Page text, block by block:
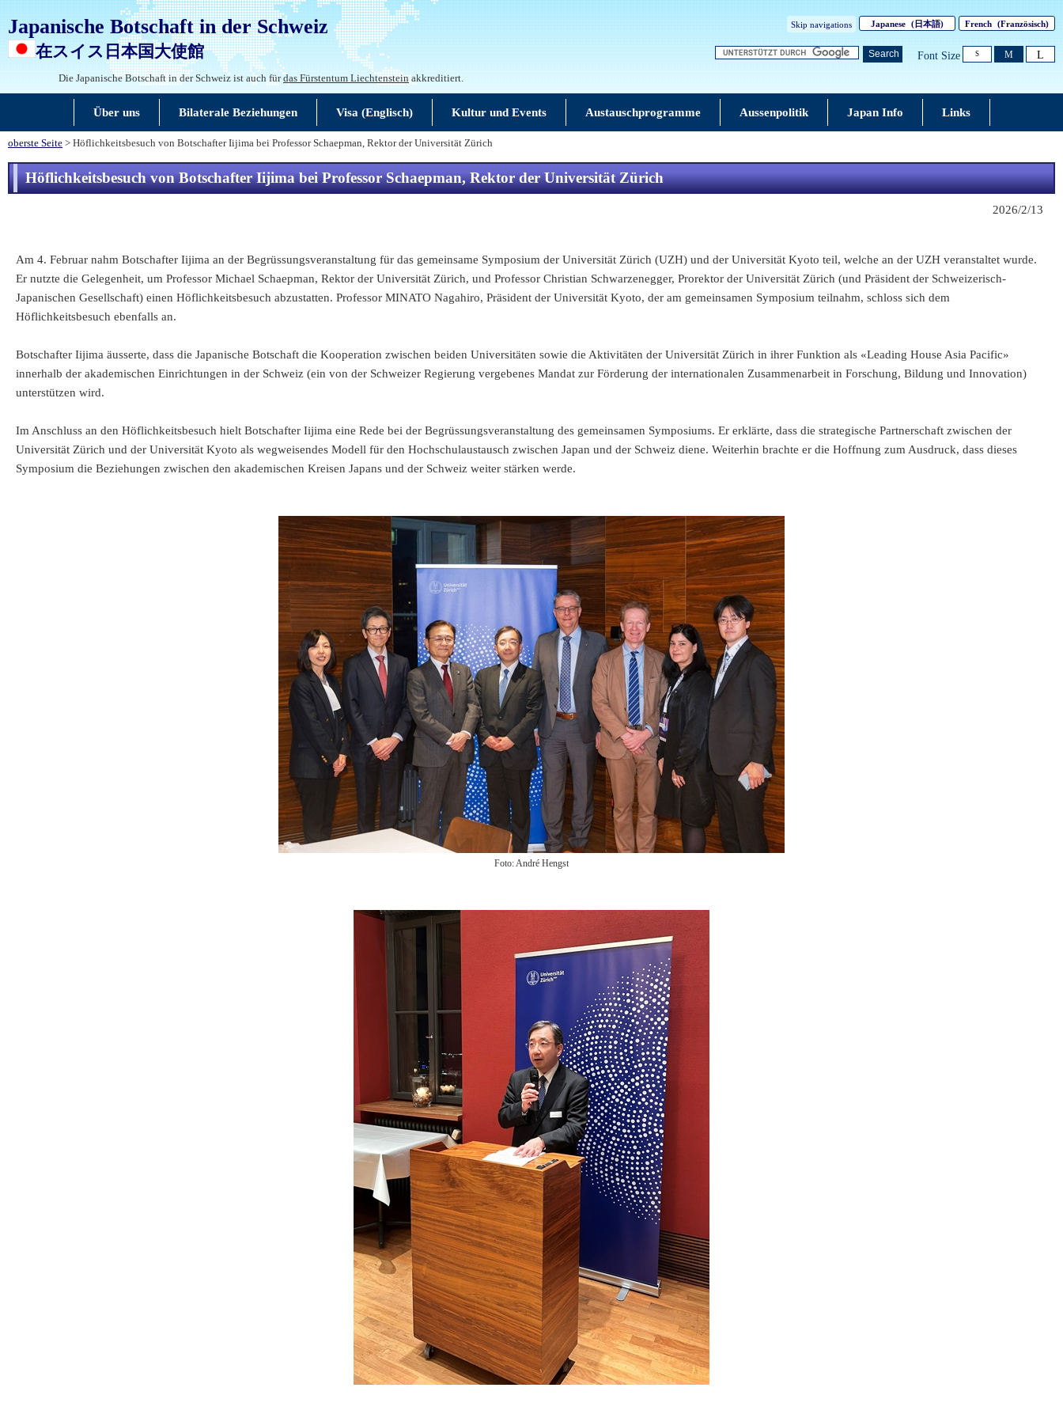
Japanische Botschaft in der Schweiz
在スイス日本国大使館
Skip navigations Japanese (日本語) French (Französisch)
Search Font Size S M L
Die Japanische Botschaft in der Schweiz ist auch fürdas Fürstentum Liechtensteinakkreditiert.
Über uns Bilaterale Beziehungen Visa (Englisch) Kultur und Events Austauschprogramme Aussenpolitik Japan Info Links
oberste Seite > Höflichkeitsbesuch von Botschafter Iijima bei Professor Schaepman, Rektor der Universität Zürich
Höflichkeitsbesuch von Botschafter Iijima bei Professor Schaepman, Rektor der Universität Zürich
2026/2/13
Am 4. Februar nahm Botschafter Iijima an der Begrüssungsveranstaltung für das gemeinsame Symposium der Universität Zürich (UZH) und der Universität Kyoto teil, welche an der UZH veranstaltet wurde.
Er nutzte die Gelegenheit, um Professor Michael Schaepman, Rektor der Universität Zürich, und Professor Christian Schwarzenegger, Prorektor der Universität Zürich (und Präsident der Schweizerisch-
Japanischen Gesellschaft) einen Höflichkeitsbesuch abzustatten. Professor MINATO Nagahiro, Präsident der Universität Kyoto, der am gemeinsamen Symposium teilnahm, schloss sich dem
Höflichkeitsbesuch ebenfalls an.
Botschafter Iijima äusserte, dass die Japanische Botschaft die Kooperation zwischen beiden Universitäten sowie die Aktivitäten der Universität Zürich in ihrer Funktion als «Leading House Asia Pacific»
innerhalb der akademischen Einrichtungen in der Schweiz (ein von der Schweizer Regierung vergebenes Mandat zur Förderung der internationalen Zusammenarbeit in Forschung, Bildung und Innovation)
unterstützen wird.
Im Anschluss an den Höflichkeitsbesuch hielt Botschafter Iijima eine Rede bei der Begrüssungsveranstaltung des gemeinsamen Symposiums. Er erklärte, dass die strategische Partnerschaft zwischen der
Universität Zürich und der Universität Kyoto als wegweisendes Modell für den Hochschulaustausch zwischen Japan und der Schweiz diene. Weiterhin brachte er die Hoffnung zum Ausdruck, dass dieses
Symposium die Beziehungen zwischen den akademischen Kreisen Japans und der Schweiz weiter stärken werde.
Foto: André Hengst